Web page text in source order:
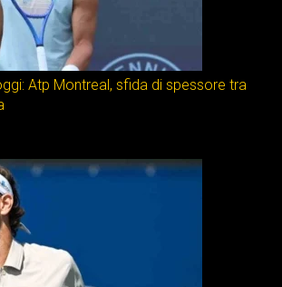
Atp Montreal, sfida di spessore tra